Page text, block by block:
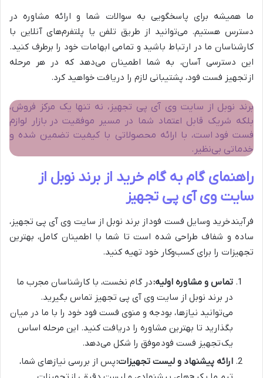
ما همیشه برای پاسخگویی به سوالات شما و ارائه مشاوره در
دسترس هستیم. می‌توانید از طریق تلفن یا پلتفرم‌های آنلاین با
کارشناسان ما در ارتباط باشید و تمامی ابهامات خود را برطرف کنید.
این دسترسی آسان، به شما اطمینان می‌دهد که در هر مرحله
از تجهیز فست فود، پشتیبانی لازم را دریافت خواهید کرد.
برند نوبل از سایت وی آی پی تجهیز، نه تنها یک مرکز فروش،
بلکه شریک قابل اعتماد شما در مسیر موفقیت در بازار لوازم
فست فود است، با ارائه محصولاتی با کیفیت تضمین شده و
خدماتی بی‌نظیر.
راهنمای گام به گام خرید از برند نوبل از
سایت وی آی پی تجهیز
فرآیند خرید وسایل فست فود از برند نوبل از سایت وی آی پی تجهیز،
ساده و شفاف طراحی شده است تا شما با اطمینان کامل، بهترین
تجهیزات را برای کسب‌وکار خود تهیه کنید.
تماس و مشاوره اولیه:در گام نخست، با کارشناسان مجرب ما
در برند نوبل از سایت وی آی پی تجهیز تماس بگیرید.
می‌توانید نیازها، بودجه و منوی فست فود خود را با ما در میان
بگذارید تا بهترین مشاوره را دریافت کنید. این مرحله اساس
یک تجهیز فست فود موفق را شکل می‌دهد.
ارائه پیشنهاد و لیست تجهیزات:پس از بررسی نیازهای شما،